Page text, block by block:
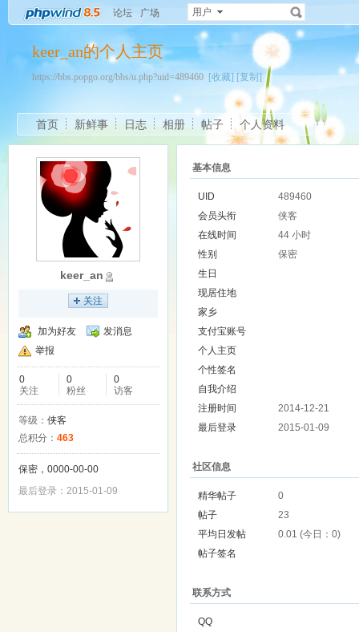
论坛 广场 用户
keer_an的个人主页
https://bbs.popgo.org/bbs/u.php?uid=489460 [收藏] [复制]
首页 新鲜事 日志 相册 帖子 个人资料
keer_an
关注
加为好友
发消息
举报
0
关注
0
粉丝
0
访客
等级： 侠客
总积分： 463
保密，0000-00-00
最后登录：2015-01-09
基本信息
UID
489460
会员头衔
侠客
在线时间
44 小时
性别
保密
生日
现居住地
家乡
支付宝账号
个人主页
个性签名
自我介绍
注册时间
2014-12-21
最后登录
2015-01-09
社区信息
精华帖子
0
帖子
23
平均日发帖
0.01 (今日：0)
帖子签名
联系方式
QQ